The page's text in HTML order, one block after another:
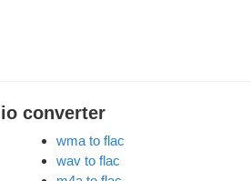
converter
wma to flac
wav to flac